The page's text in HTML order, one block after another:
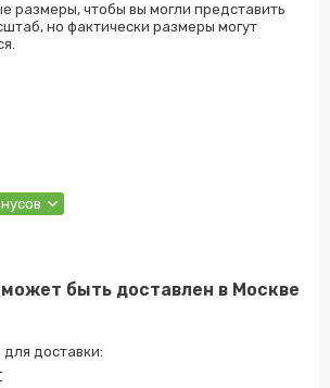
размеры, чтобы вы могли представить
но фактически размеры могут
быть доставлен в Москве
для доставки: